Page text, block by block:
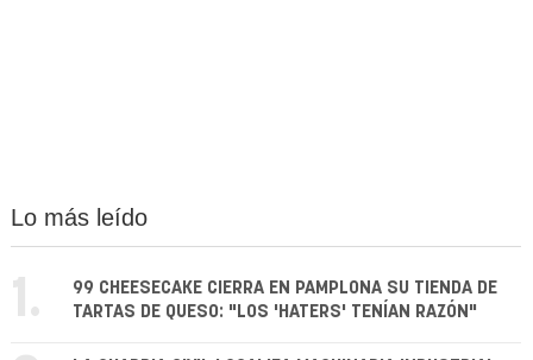
Lo más leído
1.
99 CHEESECAKE CIERRA EN PAMPLONA SU TIENDA DE
TARTAS DE QUESO: "LOS 'HATERS' TENÍAN RAZÓN"